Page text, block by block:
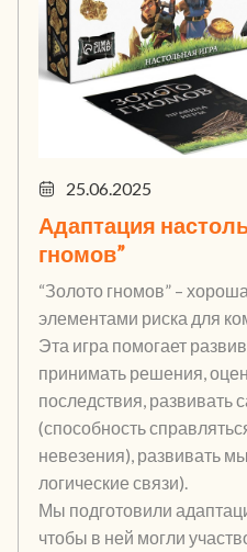
25.06.2025
Адаптация
гномов”
“Золото гномов” –
элементами риска для
Эта игра помогает
принимать решения,
последствия, развивать
(способность
невезения), развивать
логические связи).
Мы подготовили
чтобы в ней могли